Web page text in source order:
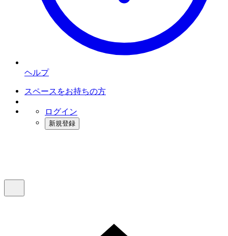
ヘルプ
スペースをお持ちの方
ログイン
新規登録